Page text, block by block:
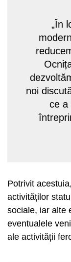
„În
noi
ce a
Potrivit
activităților
sociale, iar alte
eventualele
ale activității